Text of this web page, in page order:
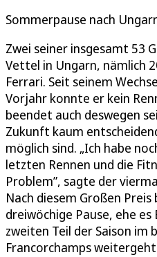
Sommerpause nach
Zwei seiner insgesamt 53
Vettel in Ungarn, nämlich
Ferrari. Seit seinem
Vorjahr konnte er kein
beendet auch deswegen
Zukunft kaum
möglich sind. „Ich habe
letzten Rennen und die
Problem”, sagte der
Nach diesem Großen
dreiwöchige Pause, ehe
zweiten Teil der Saison im
Francorchamps